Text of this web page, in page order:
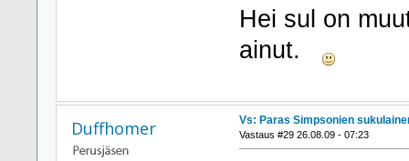
Hei sul on
ainut.
Duffhomer Vs: Paras Simpsonien
Vastaus #29 26.08.09 - 07:23